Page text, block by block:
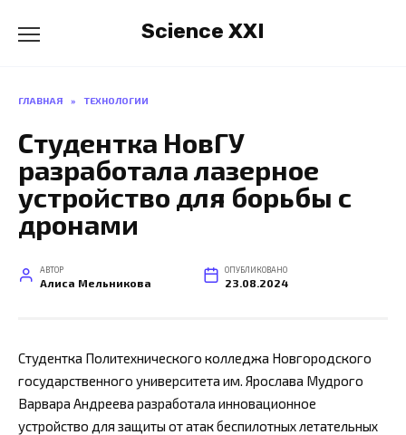
содержанию
Science XXI
ГЛАВНАЯ » ТЕХНОЛОГИИ
Студентка НовГУ
разработала лазерное
устройство для борьбы с
дронами
АВТОР
Алиса Мельникова
ОПУБЛИКОВАНО
23.08.2024
Студентка Политехнического колледжа Новгородского
государственного университета им. Ярослава Мудрого
Варвара Андреева разработала инновационное
устройство для защиты от атак беспилотных летательных